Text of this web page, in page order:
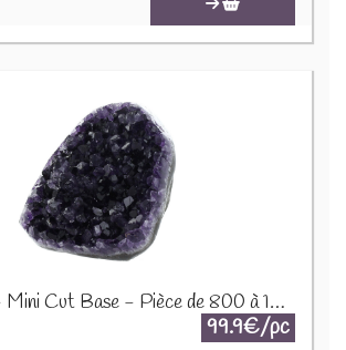
Améthyste - Mini Cut Base - Pièce de 800 à 1000 Gr 64059
99.9€/pc